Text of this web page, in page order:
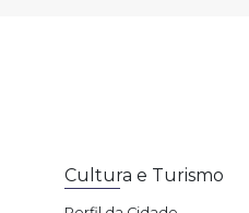
Cultura e Turismo